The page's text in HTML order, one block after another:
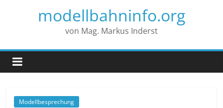
modellbahninfo.org
von Mag. Markus Inderst
Modellbesprechung